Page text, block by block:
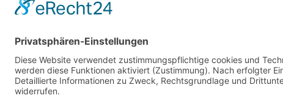
Montag bis Samstag:
10:00 Uhr – 19:00 Uhr
Pflichtangaben
Impressum
Datenschutzerklärung
Kontakt